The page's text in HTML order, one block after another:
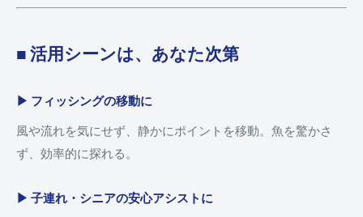
■ 活用シーンは、あなた次第
▶ フィッシングの移動に
風や流れを気にせず、静かにポイントを移動。魚を驚かさ
ず、効率的に探れる。
▶ 子連れ・シニアの安心アシストに